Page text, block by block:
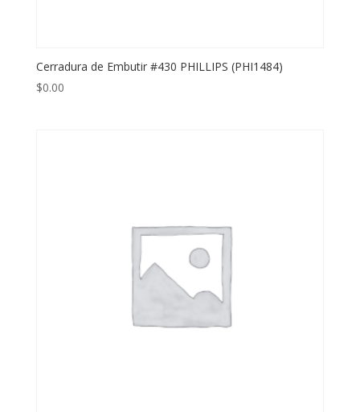
Cerradura de Embutir #430 PHILLIPS (PHI1484)
$0.00